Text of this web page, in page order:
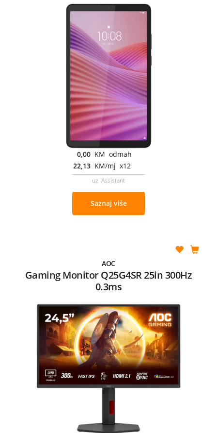
0,00 KM odmah
22,13 KM/mj x12
uz Assistant
Saznaj više
AOC
Gaming Monitor Q25G4SR 25in 300Hz
0.3ms